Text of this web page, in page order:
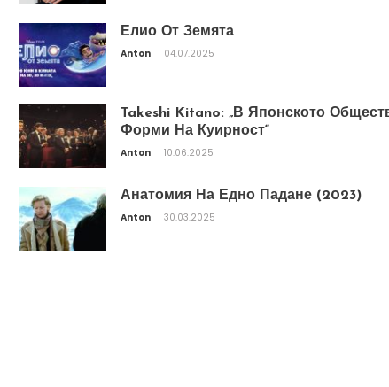
Елио От Земята
Anton 04.07.2025
Takeshi Kitano: „В Японското
Форми На Куирност“
Anton 10.06.2025
Анатомия На Едно Падане (2023)
Anton 30.03.2025